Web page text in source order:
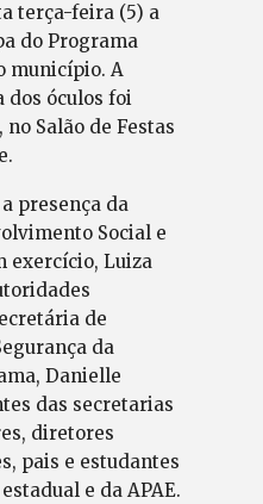
terça-feira (5) a
do Programa
município. A
dos óculos foi
Salão de Festas
presença da
Social e
exercício, Luiza
de
da
Danielle
das secretarias
diretores
pais e estudantes
e da APAE.